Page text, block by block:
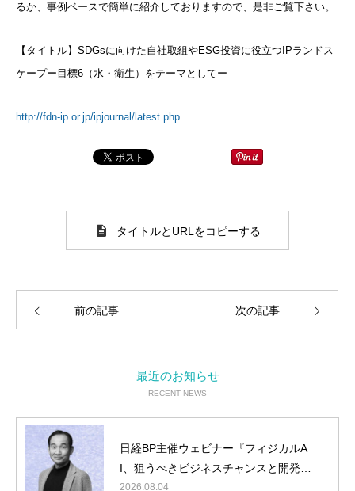
るか、事例ベースで簡単に紹介しておりますので、 是非ご覧下さい。
【タイトル】 SDGsに向けた自社取組やESG投資に役立つIPランドス
ケープー目標6（水・衛生）をテーマとしてー
http://fdn-ip.or.jp/ipjournal/latest.php
タイトルとURLをコピーする
前の記事 次の記事
最近のお知らせ
RECENT NEWS
日経BP主催ウェビナー『フィジカルA
I、狙うべきビジネスチャンスと開発タ
ーゲット』に弊社山内が登壇
2026.08.04